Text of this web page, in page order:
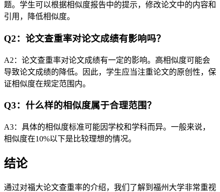
题。学生可以根据相似度报告中的提示，修改论文中的内容和
引用，降低相似度。
Q2：论文查重率对论文成绩有影响吗？
A2：论文查重率对论文成绩有一定的影响。高相似度可能会
导致论文成绩的降低。因此，学生应当注重论文的原创性，保
证相似度在规定范围内。
Q3：什么样的相似度属于合理范围？
A3：具体的相似度标准可能因学校和学科而异。一般来说，
相似度在10%以下是比较理想的情况。
结论
通过对福大论文查重率的介绍，我们了解到福州大学非常重视